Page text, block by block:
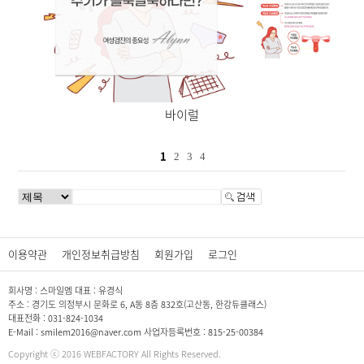
바이럴
1 2 3 4
이용약관 개인정보취급방침 회원가입 로그인
회사명 : 스마일엠 대표 : 유경식
주소 : 경기도 의정부시 문화로 6, A동 8층 832호(고산동, 한강듀클래스)
대표전화 : 031-824-1034
E-Mail : smilem2016@naver.com 사업자등록번호 : 815-25-00384
Copyright ⓒ 2016 WEBFACTORY All Rights Reserved.